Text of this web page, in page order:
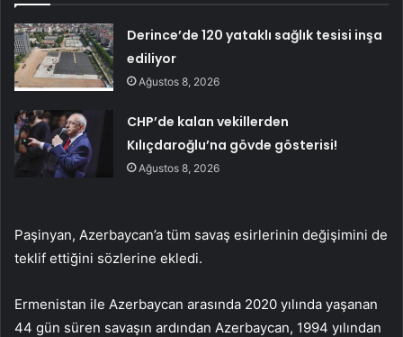
Derince’de 120 yataklı sağlık tesisi inşa
ediliyor
Ağustos 8, 2026
CHP’de kalan vekillerden
Kılıçdaroğlu’na gövde gösterisi!
Ağustos 8, 2026
Paşinyan, Azerbaycan’a tüm savaş esirlerinin değişimini de
teklif ettiğini sözlerine ekledi.
Ermenistan ile Azerbaycan arasında 2020 yılında yaşanan
44 gün süren savaşın ardından Azerbaycan, 1994 yılından